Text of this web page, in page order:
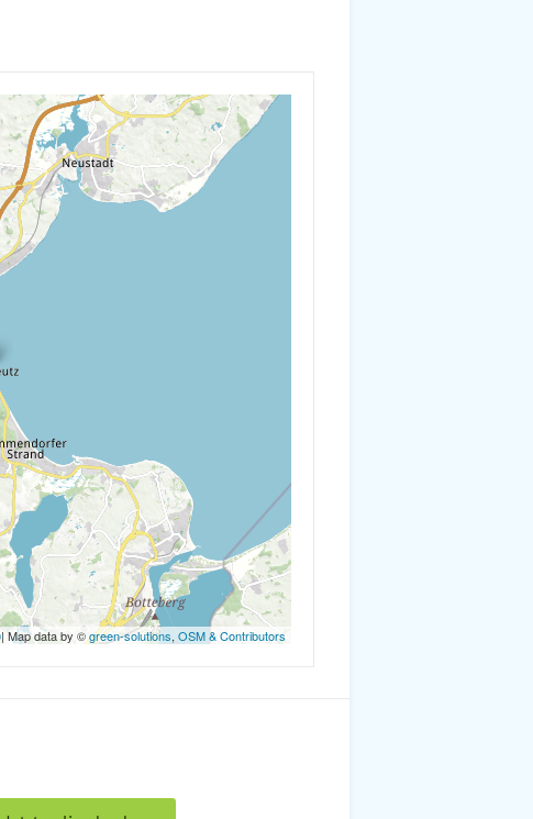
| Map data by ©green-solutions, OSM & Contributors